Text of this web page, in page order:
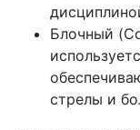
Блочный
стрелы и